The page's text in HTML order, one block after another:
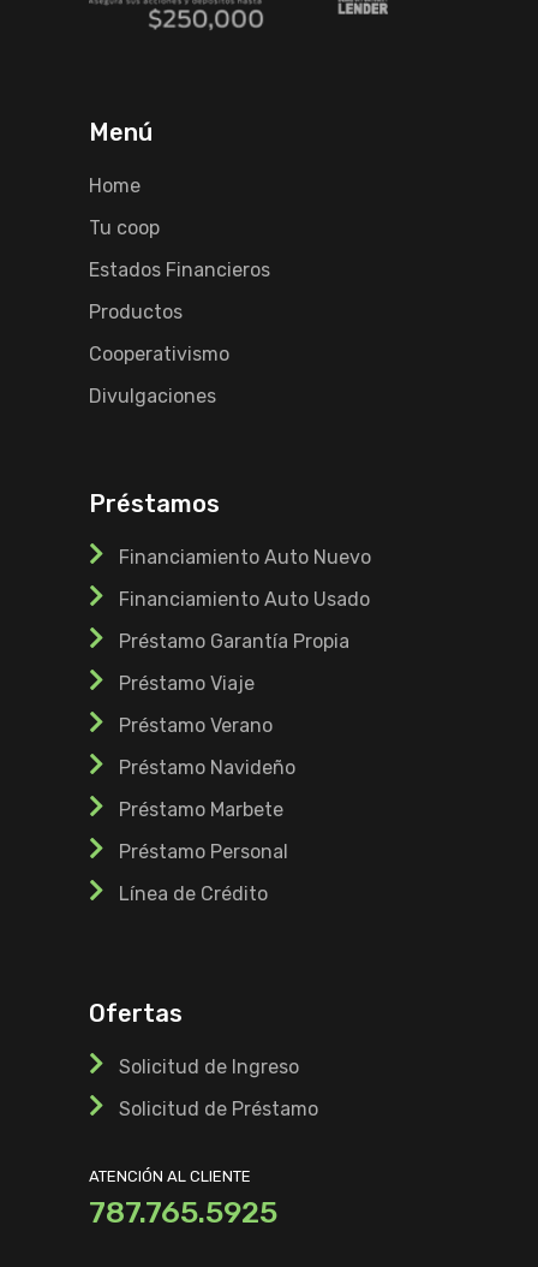
Menú
Home
Tu coop
Estados Financieros
Productos
Cooperativismo
Divulgaciones
Préstamos
Financiamiento Auto Nuevo
Financiamiento Auto Usado
Préstamo Garantía Propia
Préstamo Viaje
Préstamo Verano
Préstamo Navideño
Préstamo Marbete
Préstamo Personal
Línea de Crédito
Ofertas
Solicitud de Ingreso
Solicitud de Préstamo
ATENCIÓN AL CLIENTE
787.765.5925